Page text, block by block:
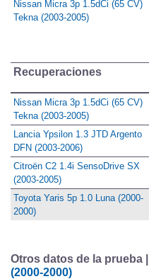
Nissan Micra 3p 1.5dCi (65 CV)
Tekna (2003-2005)
Recuperaciones
Nissan Micra 3p 1.5dCi (65 CV)
Tekna (2003-2005)
Lancia Ypsilon 1.3 JTD Argento
DFN (2003-2006)
Citroën C2 1.4i SensoDrive SX
(2003-2005)
Toyota Yaris 5p 1.0 Luna (2000-
2000)
Otros datos de la prueba |
(2000-2000)